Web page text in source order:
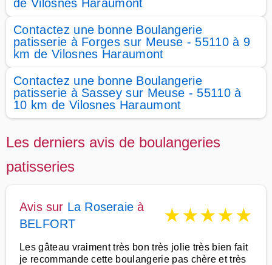
de Vilosnes Haraumont
Contactez une bonne Boulangerie
patisserie à Forges sur Meuse - 55110 à 9
km de Vilosnes Haraumont
Contactez une bonne Boulangerie
patisserie à Sassey sur Meuse - 55110 à
10 km de Vilosnes Haraumont
Les derniers avis de boulangeries
patisseries
Avis sur La Roseraie à
BELFORT
★★★★★
Les gâteau vraiment très bon très jolie très bien fait
je recommande cette boulangerie pas chère et très